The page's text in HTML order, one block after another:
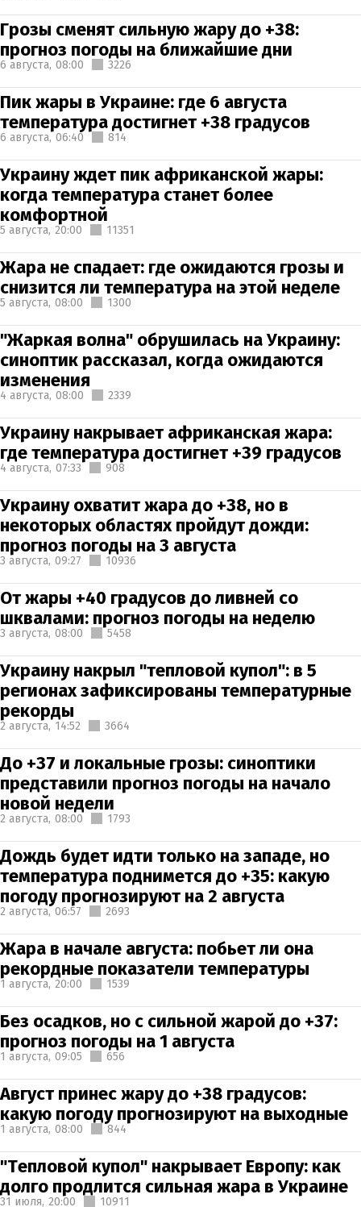
Грозы сменят сильную жару до +38:
прогноз погоды на ближайшие дни
6 августа, 08:00 3226
Пик жары в Украине: где 6 августа
температура достигнет +38 градусов
6 августа, 06:40 814
Украину ждет пик африканской жары:
когда температура станет более
комфортной
5 августа, 20:00 11351
Жара не спадает: где ожидаются грозы и
снизится ли температура на этой неделе
5 августа, 08:00 1300
"Жаркая волна" обрушилась на Украину:
синоптик рассказал, когда ожидаются
изменения
4 августа, 08:00 2339
Украину накрывает африканская жара:
где температура достигнет +39 градусов
4 августа, 07:33 908
Украину охватит жара до +38, но в
некоторых областях пройдут дожди:
прогноз погоды на 3 августа
3 августа, 09:27 10936
От жары +40 градусов до ливней со
шквалами: прогноз погоды на неделю
3 августа, 08:00 5458
Украину накрыл "тепловой купол": в 5
регионах зафиксированы температурные
рекорды
2 августа, 14:52 3664
До +37 и локальные грозы: синоптики
представили прогноз погоды на начало
новой недели
2 августа, 08:00 1793
Дождь будет идти только на западе, но
температура поднимется до +35: какую
погоду прогнозируют на 2 августа
2 августа, 06:57 2693
Жара в начале августа: побьет ли она
рекордные показатели температуры
1 августа, 20:00 1539
Без осадков, но с сильной жарой до +37:
прогноз погоды на 1 августа
1 августа, 09:05 656
Август принес жару до +38 градусов:
какую погоду прогнозируют на выходные
1 августа, 08:00 844
"Тепловой купол" накрывает Европу: как
долго продлится сильная жара в Украине
31 июля, 20:00 10911